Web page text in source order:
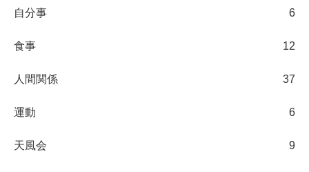
自分事 6
食事 12
人間関係 37
運動 6
天風会 9